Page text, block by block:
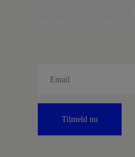
Tilmeld nu